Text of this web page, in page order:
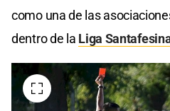
como una de las
dentro de la Liga